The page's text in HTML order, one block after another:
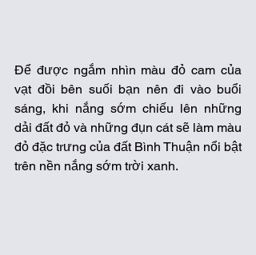
Để được ngắm nhìn màu đỏ cam của
vạt đồi bên suối bạn nên đi vào buổi
sáng, khi nắng sớm chiếu lên những
dải đất đỏ và những đụn cát sẽ làm màu
đỏ đặc trưng của đất Bình Thuận nổi bật
trên nền nắng sớm trời xanh.